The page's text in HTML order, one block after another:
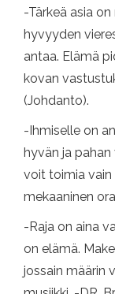
-Tärkeä asia
hyvyyden
antaa. Elämä
kovan
(Johdanto).
-Ihmiselle on
hyvän ja
voit toimia vain
mekaaninen
-Raja on aina
on elämä.
jossain määrin